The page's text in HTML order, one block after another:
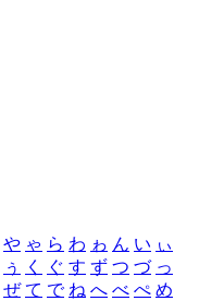
や ゃ ら わ ゎ ん い ぃ
ぅ く ぐ す ず つ づ っ
ぜ て で ね へ べ ぺ め